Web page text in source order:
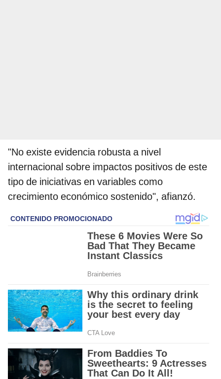
"No existe evidencia robusta a nivel
internacional sobre impactos positivos de este
tipo de iniciativas en variables como
crecimiento económico sostenido", afianzó.